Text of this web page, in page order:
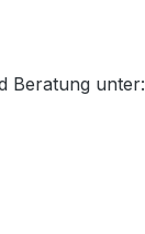
Beratung unter: